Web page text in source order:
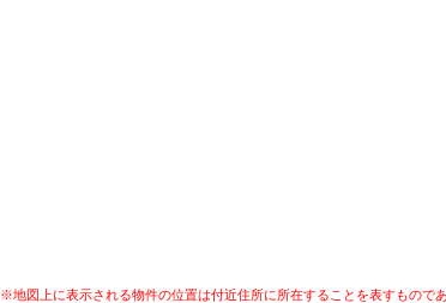
※地図上に表示される物件の位置は付近住所に所在することを表すもので